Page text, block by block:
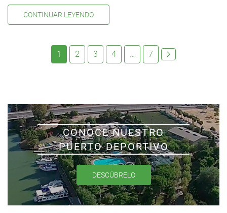
CONTINUAR LEYENDO
1 2 3 4 … 7
CONOCE NUESTRO
PUERTO DEPORTIVO
DESCÚBRELO